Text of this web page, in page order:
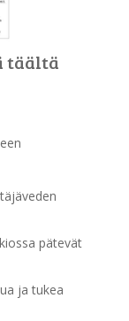
täältä
pätevät
ja tukea